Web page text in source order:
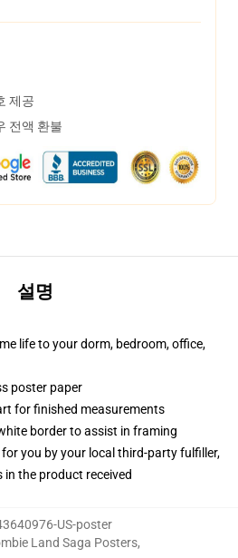
제공
전액 환불
설명
life to your dorm, bedroom, office,
poster paper
for finished measurements
border to assist in framing
you by your local third-party fulfiller,
in the product received
US-poster
Land Saga Posters,